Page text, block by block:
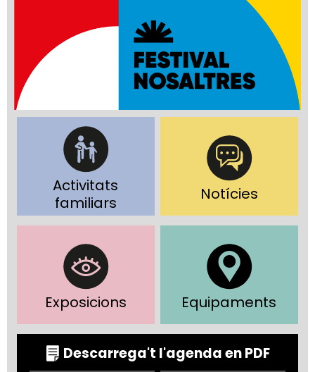
Activitats
familiars
Notícies
Exposicions Equipaments
Descarrega't l'agenda en PDF